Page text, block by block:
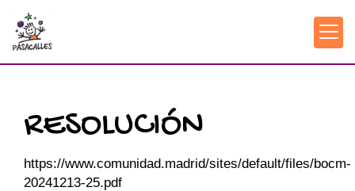
RESOLUCIÓN
https://www.comunidad.madrid/sites/default/files/bocm-
20241213-25.pdf